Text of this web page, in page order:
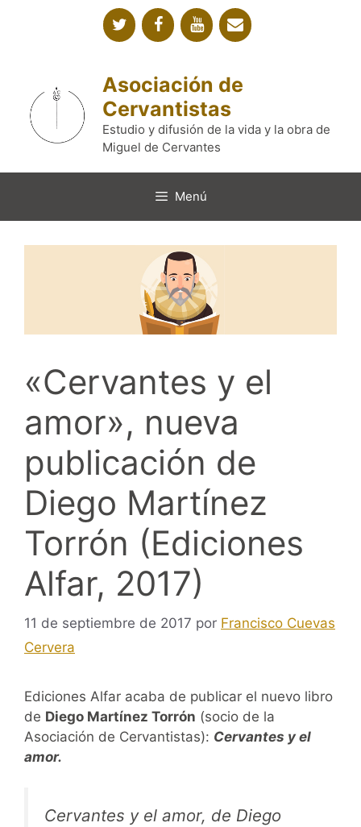
Asociación de
Cervantistas
Estudio y difusión de la vida y la obra de
Miguel de Cervantes
Menú
«Cervantes y el
amor», nueva
publicación de
Diego Martínez
Torrón (Ediciones
Alfar, 2017)
11 de septiembre de 2017 por Francisco Cuevas
Cervera
Ediciones Alfar acaba de publicar el nuevo libro
de Diego Martínez Torrón (socio de la
Asociación de Cervantistas): Cervantes y el
amor.
Cervantes y el amor, de Diego